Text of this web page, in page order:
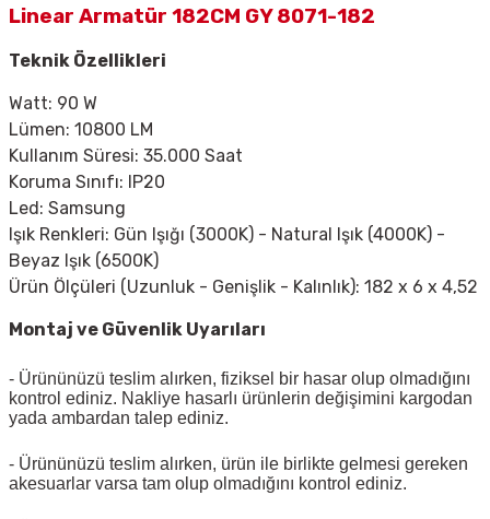
Linear Armatür 182CM GY 8071-182
Teknik Özellikleri
Watt: 90 W
Lümen: 10800 LM
Kullanım Süresi: 35.000 Saat
Koruma Sınıfı: IP20
Led: Samsung
Işık Renkleri: Gün Işığı (3000K) - Natural Işık (4000K) -
Beyaz Işık (6500K)
Ürün Ölçüleri (Uzunluk - Genişlik - Kalınlık): 182 x 6 x 4,52
Montaj ve Güvenlik Uyarıları
- Ürününüzü teslim alırken, fiziksel bir hasar olup olmadığını
kontrol ediniz. Nakliye hasarlı ürünlerin değişimini kargodan
yada ambardan talep ediniz.
- Ürününüzü teslim alırken, ürün ile birlikte gelmesi gereken
akesuarlar varsa tam olup olmadığını kontrol ediniz.